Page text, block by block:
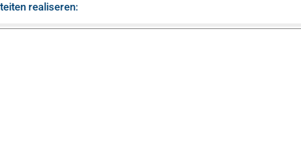
realiseren: